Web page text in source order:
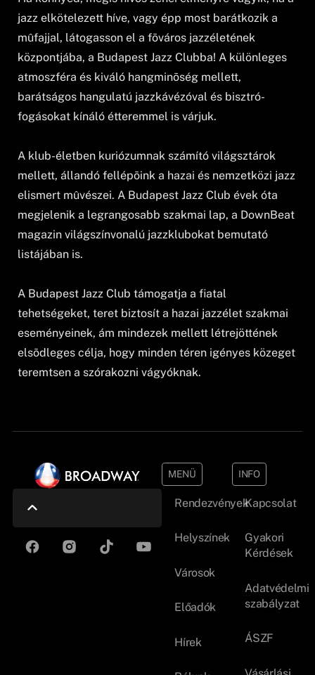
jazz elkötelezett híve, vagy épp most barátkozik a
mûfajjal, látogasson el a fõváros jazzéletének
központjába, a Budapest Jazz Clubba! A különleges
atmoszféra és kiváló hangminõség mellett,
barátságos hangulatú jazzkávézóval és bisztró-
fogásokat kínáló étteremmel is várjuk.
A klub-életben kuriózumnak számító világsztárok
mellett, állandó fellépõink a hazai és nemzetközi jazz
elismert mûvészei. A Budapest Jazz Club évek óta
megjelenik a legrangosabb szakmai lap, a DownBeat
magazin világszínvonalú jazzklubokat bemutató
listájában is.
A Budapest Jazz Club támogatja a fiatal
tehetségeket, teret biztosít a hazai jazzélet szakmai
eseményeinek, ám mindezek mellett létrejöttének
elsõdleges célja, hogy minden téren igényes közeget
teremtsen a szórakozni vágyóknak.
MENÜ
Rendezvények
Helyszínek
Városok
Előadók
Hírek
INFO
Kapcsolat
Gyakori
Kérdések
Adatvédelmi
szabályzat
ÁSZF